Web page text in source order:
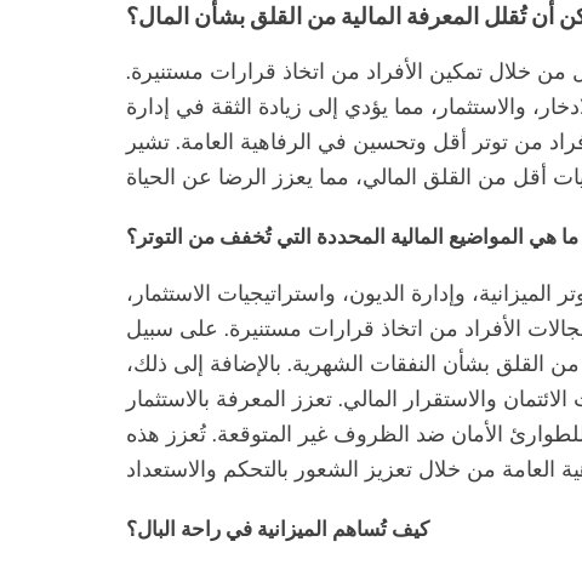
أن تُقلل المعرفة المالية من القلق بشأن المال؟
من خلال تمكين الأفراد من اتخاذ قرارات مستنيرة.
والاستثمار، مما يؤدي إلى زيادة الثقة في إدارة
من توتر أقل وتحسين في الرفاهية العامة. تشير
ما هي المواضيع المالية المحددة التي تُخفف من التوتر؟
وإدارة الديون، واستراتيجيات الاستثمار،
الأفراد من اتخاذ قرارات مستنيرة. على سبيل
من القلق بشأن النفقات الشهرية. بالإضافة إلى ذلك،
والاستقرار المالي. تعزز المعرفة بالاستثمار
الأمان ضد الظروف غير المتوقعة. تُعزز هذه
كيف تُساهم الميزانية في راحة البال؟